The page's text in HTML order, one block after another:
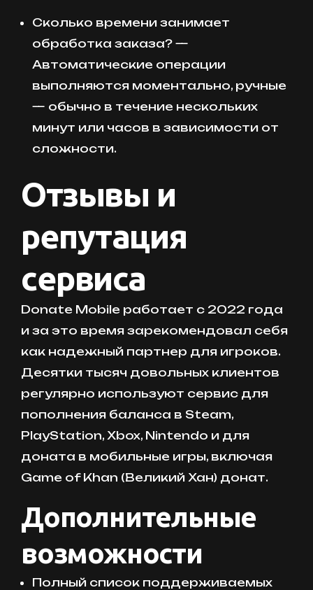
Сколько времени занимает
обработка заказа? —
Автоматические операции
выполняются моментально, ручные
— обычно в течение нескольких
минут или часов в зависимости от
сложности.
Отзывы и
репутация
сервиса
Donate Mobile работает с 2022 года
и за это время зарекомендовал себя
как надежный партнер для игроков.
Десятки тысяч довольных клиентов
регулярно используют сервис для
пополнения баланса в Steam,
PlayStation, Xbox, Nintendo и для
доната в мобильные игры, включая
Game of Khan (Великий Хан) донат.
Дополнительные
возможности
Полный список поддерживаемых